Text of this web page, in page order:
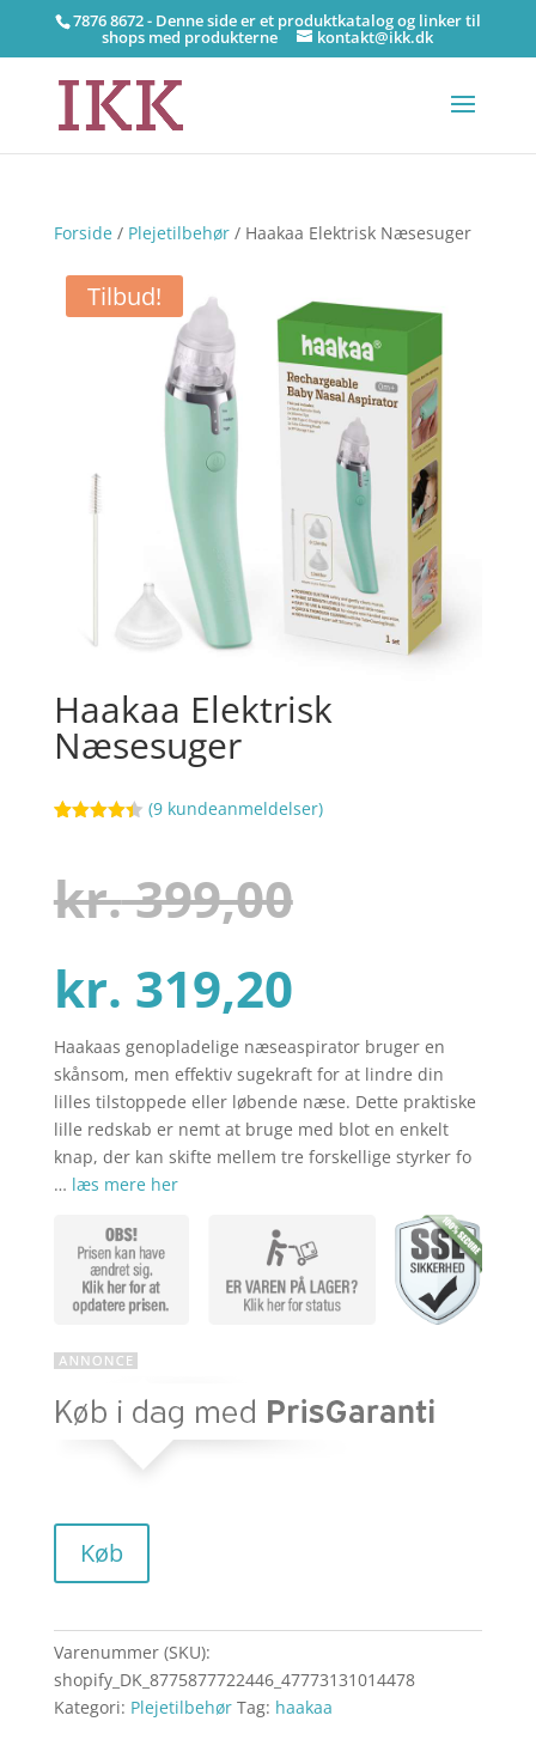
7876 8672 - Denne side er et produktkatalog og linker til
shops med produkterne kontakt@ikk.dk
Forside/ Plejetilbehør/ Haakaa Elektrisk Næsesuger
Tilbud!
Haakaa Elektrisk
Næsesuger
baseret
på
kundebedø
(9 kundeanmeldelser)
kr.399,00
pris
var:
kr.
kr. 319,20Den
aktuelle
pris
er:
kr.
Haakaas genopladelige næseaspirator bruger en
skånsom, men effektiv sugekraft for at lindre din
lilles tilstoppede eller løbende næse. Dette praktiske
lille redskab er nemt at bruge med blot en enkelt
knap, der kan skifte mellem tre forskellige styrker fo
… læs mere her
Køb
Varenummer (SKU):
shopify_DK_8775877722446_47773131014478
Kategori: Plejetilbehør Tag: haakaa